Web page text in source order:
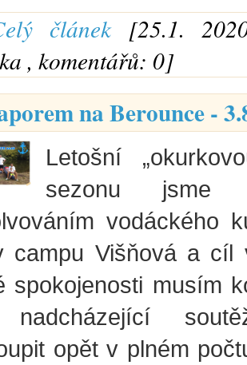
článek[25.1.
, komentářů: 0]
na Berounce -
Letošní
sezonu jsme
vodáckého
campu Višňová a cíl
spokojenosti musím
opět v plném